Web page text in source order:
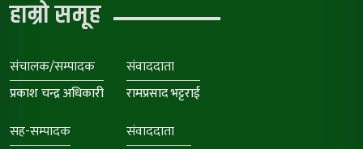
हाम्रो समूह
संचालक/सम्पादक
प्रकाश चन्द्र अधिकारी
संवाददाता
रामप्रसाद भट्टराई
सह-सम्पादक संवाददाता